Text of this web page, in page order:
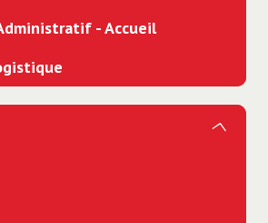
- Accueil